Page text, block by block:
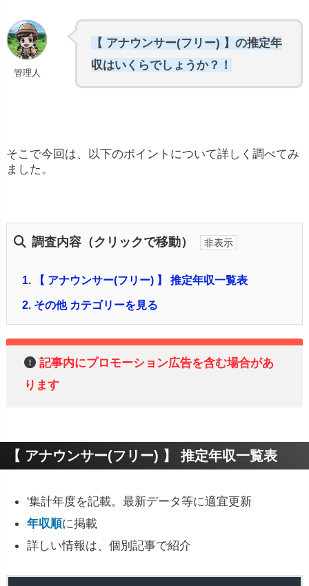
管理人
【 アナウンサー(フリー) 】の推定年
収はいくらでしょうか？！
そこで今回は、以下のポイントについて詳しく調べてみ
ました。
調査内容（クリックで移動）
1. 【 アナウンサー(フリー) 】 推定年収一覧表
2. その他 カテゴリーを見る
記事内にプロモーション広告を含む場合があ
ります
【 アナウンサー(フリー) 】 推定年収一覧表
'集計年度を記載。最新データ等に適宜更新
年収順に掲載
詳しい情報は、個別記事で紹介